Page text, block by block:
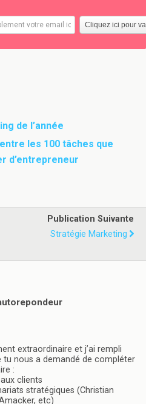
de l’année
les 100 tâches que
d’entrepreneur
Publication Suivante
Stratégie Marketing
extraordinaire et j’ai rempli
nous a demandé de compléter
:
clients
stratégiques (Christian
etc)